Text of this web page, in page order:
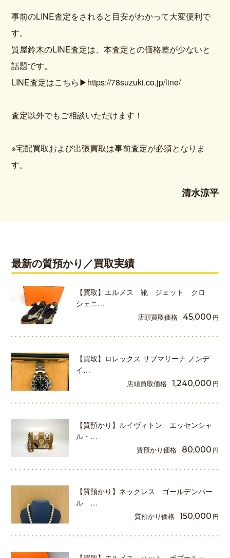
事前のLINE査定をされると目安がわかって大変便利で
す。
質屋鈴木のLINE査定は、本査定との価格差が少ないと
話題です。
LINE査定はこちら▶https://78suzuki.co.jp/line/
査定以外でもご相談いただけます！
※宅配買取および出張買取は事前査定が必須となりま
す。
清水涼平
最新の質預かり／買取実績
【買取】エルメス 靴 ジェット クロ
シェニ…
店頭買取価格 45,000 円
【買取】ロレックス サブマリーナ ノンデ
イ…
店頭買取価格 1,240,000 円
【質預かり】ルイヴィトン エッセンシャ
ル・…
質預かり価格 80,000 円
【質預かり】ネックレス ゴールデンパー
ル …
質預かり価格 150,000 円